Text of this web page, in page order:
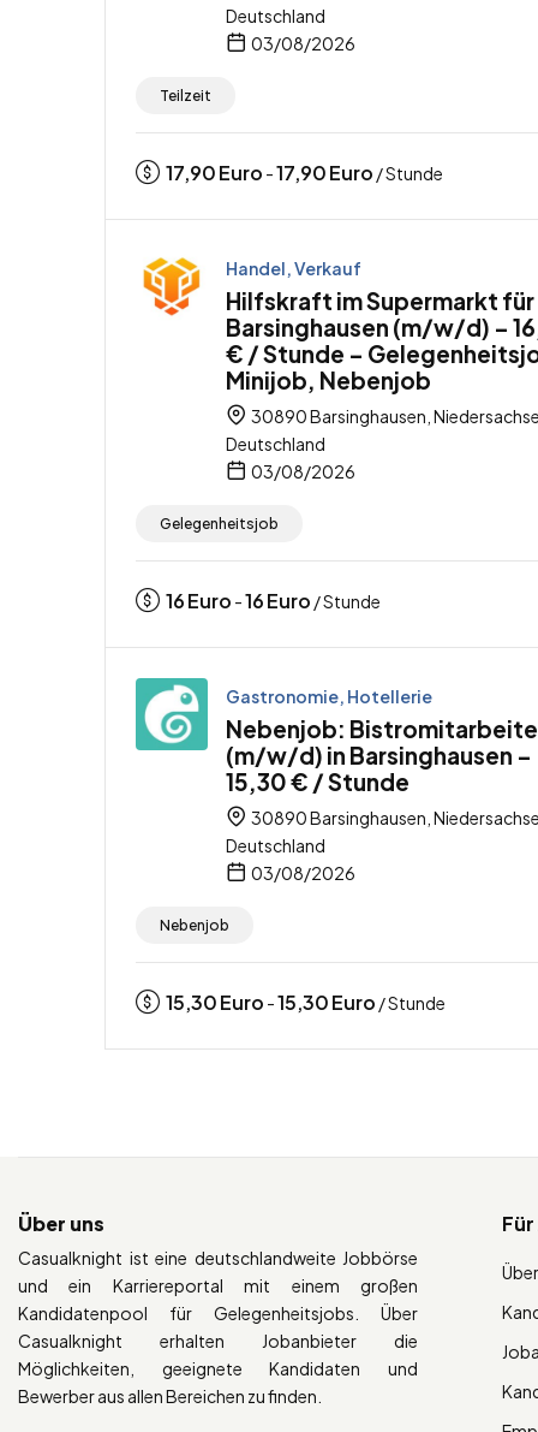
Deutschland
03/08/2026
Teilzeit
17,90Euro -17,90Euro / Stunde
Handel, Verkauf
Hilfskraft im Supermarkt für
Barsinghausen (m/w/d) –
€ / Stunde –
Minijob, Nebenjob
30890 Barsinghausen,
Deutschland
03/08/2026
Gelegenheitsjob
16Euro -16Euro / Stunde
Gastronomie, Hotellerie
Nebenjob:
(m/w/d) in Barsinghausen –
15,30 € / Stunde
30890 Barsinghausen,
Deutschland
03/08/2026
Nebenjob
15,30Euro -15,30Euro / Stunde
Über uns
Casualknight ist eine deutschlandweite Jobbörse
und ein Karriereportal mit einem großen
Kandidatenpool für Gelegenheitsjobs. Über
Casualknight erhalten Jobanbieter die
Möglichkeiten, geeignete Kandidaten und
Bewerber aus allen Bereichen zu finden.